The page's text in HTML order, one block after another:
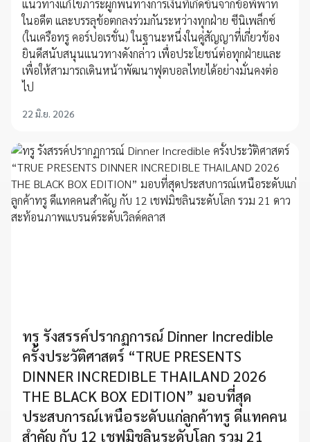
แนวทางแก้ไขภาระผูกพันทางการเงินที่เกิดขึ้นจากข้อพิพาท
ในอดีต และบรรลุข้อตกลงร่วมกันระหว่างทุกฝ่าย ซีนิเพล็กซ์
(ในเครือทรู คอร์ปอเรชั่น) ในฐานะหนึ่งในคู่สัญญาที่เกี่ยวข้อง
ยินดีสนับสนุนแนวทางดังกล่าว เพื่อประโยชน์ต่อทุกฝ่ายและ
เพื่อให้สามารถเดินหน้าพัฒนาฟุตบอลไทยได้อย่างมั่นคงต่อ
ไป
22 มิ.ย. 2026
ทรู รังสรรค์ปรากฏการณ์ Dinner Incredible
ครั้งประวัติศาสตร์ “TRUE PRESENTS
DINNER INCREDIBLE THAILAND 2026
THE BLACK BOX EDITION” มอบที่สุด
ประสบการณ์เหนือระดับแก่ลูกค้าทรู ดีแทคคน
สำคัญ กับ 12 เชฟมิชลินระดับโลก รวม 21